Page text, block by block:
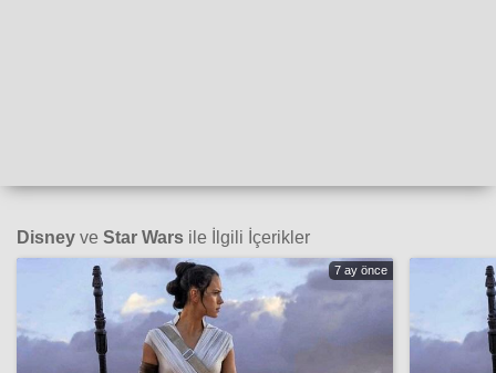
Disney ve Star Wars ile İlgili İçerikler
7 ay önce